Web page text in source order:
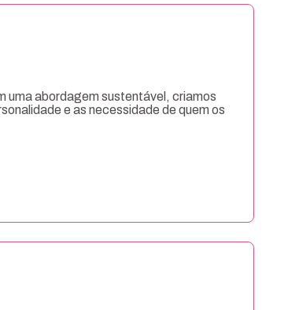
uma abordagem sustentável, criamos
e as necessidade de quem os